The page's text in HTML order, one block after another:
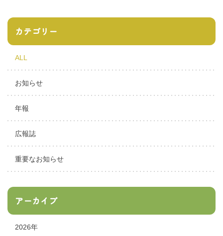
カテゴリー
ALL
お知らせ
年報
広報誌
重要なお知らせ
アーカイブ
2026年